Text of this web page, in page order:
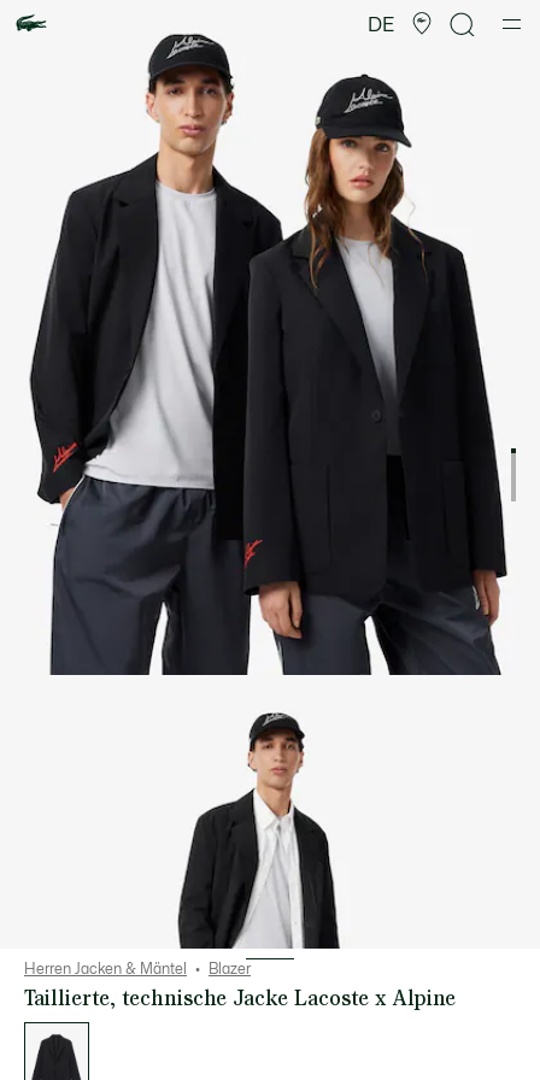
DE
Herren Jacken & Mäntel Blazer
Taillierte, technische Jacke Lacoste x Alpine
der
Varianten